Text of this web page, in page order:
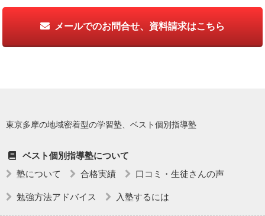
メールでのお問合せ、資料請求はこちら
東京多摩の地域密着型の学習塾、ベスト個別指導塾
ベスト個別指導塾について
塾について
合格実績 口コミ・生徒さんの声
勉強方法アドバイス 入塾するには